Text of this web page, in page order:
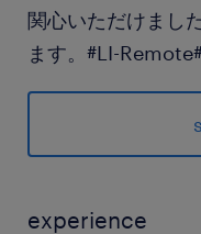
関心いただけまし
ます。#LI-
■応募条件
・金融等ミッショ
experience